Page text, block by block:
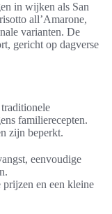
in wijken als San
all’Amarone,
varianten. De
gericht op dagverse
familierecepten.
zijn beperkt.
eenvoudige
prijzen en een kleine